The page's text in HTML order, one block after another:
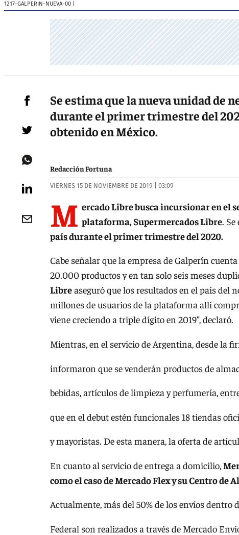
1217-GALPERIN-NUEVA-00
Se estima que la nueva unidad de
durante el primer trimestre del
obtenido en México.
Redacción Fortuna
VIERNES 15 DE NOVIEMBRE DE 2019 | 03:09
M ercado Libre busca incursionar en el
plataforma, Supermercados Libre.
país durante el primer trimestre del 2020.
Cabe señalar que la empresa de Galperín
20.000 productos y en tan solo seis meses
Libreaseguró que los resultados en el país del
millones de usuarios de la plataforma allí
viene creciendo a triple dígito en 2019”, declaró.
Mientras, en el servicio de Argentina, desde la
informaron que se venderán productos de
bebidas, artículos de limpieza y perfumería,
que en el debut estén funcionales 18 tiendas
y mayoristas. De esta manera, la oferta de
En cuanto al servicio de entrega a domicilio,
como el caso de Mercado Flex y su Centro de
Actualmente, más del 50% de los envíos dentro
Federal son realizados a través de Mercado